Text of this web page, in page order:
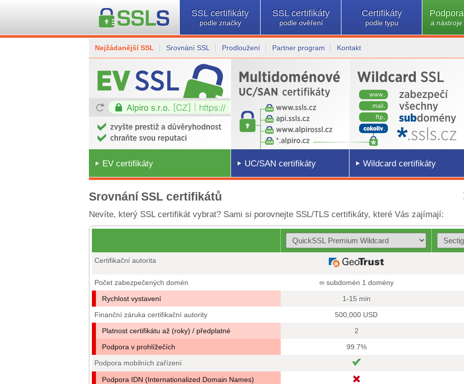
SSL certifikáty
podle značky
SSL certifikáty
podle ověření
Certifikáty
podle typu
Podpora
a nástroje
Nejžádanější SSL Srovnání SSL Prodloužení Partner program Kontakt
EV certifikáty UC/SAN certifikáty Wildcard certifikáty
Srovnání SSL certifikátů
Nevíte, který SSL certifikát vybrat? Sami si porovnejte SSL/TLS certifikáty, které Vás zajímají:
Certifikační autorita
Počet zabezpečených domén ∞ subdomén 1 domény
Rychlost vystavení
1-15 min
Finanční záruka certifikační autority
500,000 USD
Platnost certifikátu až (roky) / předplatné
2
Podpora v prohlížečích
99.7%
Podpora mobilních zařízení
Podpora IDN (Internationalized Domain Names)